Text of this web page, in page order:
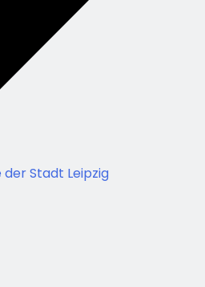
Stadt Leipzig